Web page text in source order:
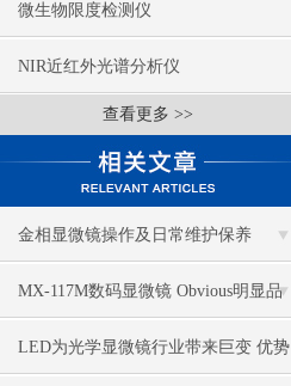
微生物限度检测仪
NIR近红外光谱分析仪
查看更多 >>
金相显微镜操作及日常维护保养
MX-117M数码显微镜 Obvious明显品
牌值得推荐
LED为光学显微镜行业带来巨变 优势